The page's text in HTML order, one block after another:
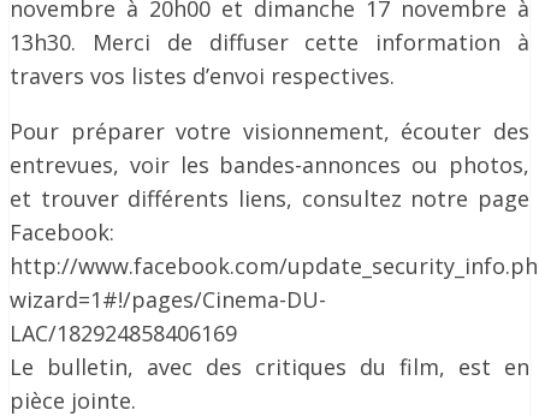
novembre à 20h00 et dimanche 17 novembre à
13h30. Merci de diffuser cette information à
travers vos listes d’envoi respectives.
Pour préparer votre visionnement, écouter des
entrevues, voir les bandes-annonces ou photos,
et trouver différents liens, consultez notre page
Facebook:
http://www.facebook.com/
wizard=1#!/pages/Cinema-DU-
LAC/182924858406169
Le bulletin, avec des critiques du film, est en
pièce jointe.